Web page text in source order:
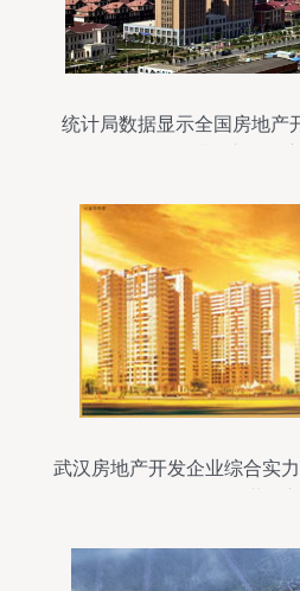
统计局数据显示全国房地产
武汉房地产开发企业综合实